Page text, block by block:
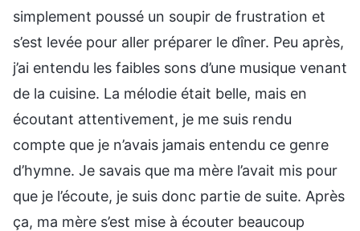
simplement poussé un soupir de frustration et
s’est levée pour aller préparer le dîner. Peu après,
j’ai entendu les faibles sons d’une musique venant
de la cuisine. La mélodie était belle, mais en
écoutant attentivement, je me suis rendu
compte que je n’avais jamais entendu ce genre
d’hymne. Je savais que ma mère l’avait mis pour
que je l’écoute, je suis donc partie de suite. Après
ça, ma mère s’est mise à écouter beaucoup